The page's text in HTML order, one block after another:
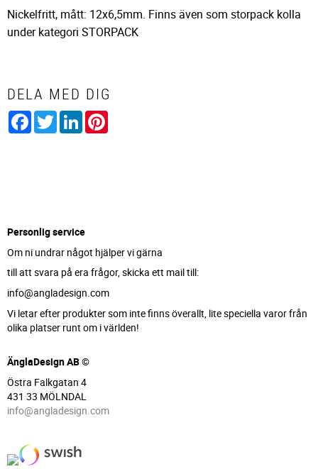
Nickelfritt, mått: 12x6,5mm. Finns även som storpack kolla
under kategori STORPACK
DELA MED DIG
Facebook
TwitterLinkedIn
Personlig service
Om ni undrar något hjälper vi gärna
till att svara på era frågor, skicka ett mail till:
info@angladesign.com
Vi letar efter produkter som inte finns överallt, lite speciella varor från
olika platser runt om i världen!
ÄnglaDesign AB ©
Östra Falkgatan 4
431 33 MÖLNDAL
info@angladesign.com